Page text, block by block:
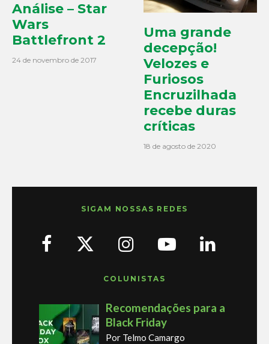
Análise – Star
Wars
Battlefront 2
24 de novembro de 2017
Uma grande
decepção!
Velozes e
Furiosos
Encruzilhada
recebe duras
críticas
18 de agosto de 2020
SIGAM NOSSAS REDES
COLUNISTAS
Recomendações para a
Black Friday
Por Telmo Camargo